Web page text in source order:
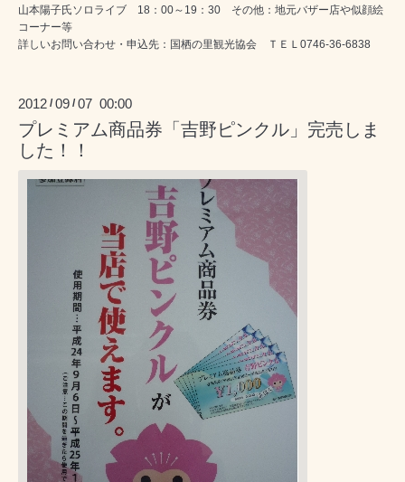
山本陽子氏ソロライブ 18：00～19：30 その他：地元バザー店や似顔絵
コーナー等
詳しいお問い合わせ・申込先：国栖の里観光協会 ＴＥＬ0746-36-6838
2012 /09 /07 00:00
プレミアム商品券「吉野ピンクル」完売しま
した！！